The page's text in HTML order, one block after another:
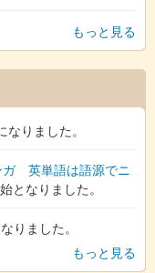
もっと見る
りました。
ガ 英単語は語源でニ
となりました。
りました。
もっと見る